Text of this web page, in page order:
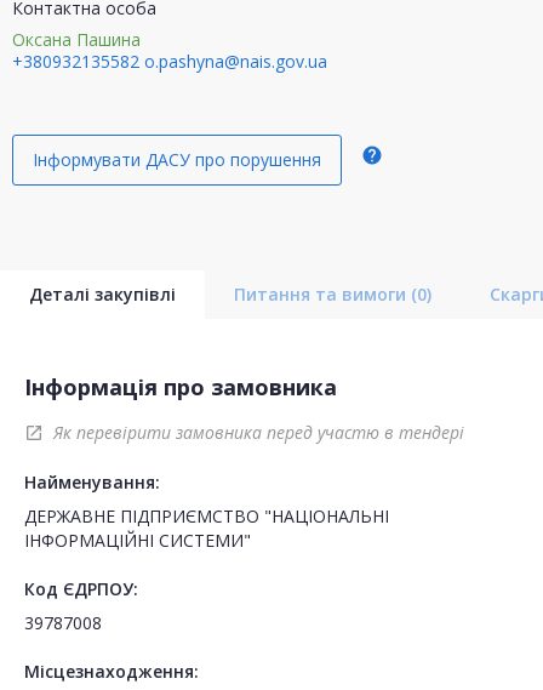
Контактна особа
Оксана Пашина
+380932135582 o.pashyna@nais.gov.ua
Інформувати ДАСУ про порушення help
Деталі закупівлі Питання та вимоги (0)
Інформація про замовника
open_in_new Як перевірити замовника перед участю в тендері
Найменування:
ДЕРЖАВНЕ ПІДПРИЄМСТВО "НАЦІОНАЛЬНІ
ІНФОРМАЦІЙНІ СИСТЕМИ"
Код ЄДРПОУ:
39787008
Місцезнаходження: